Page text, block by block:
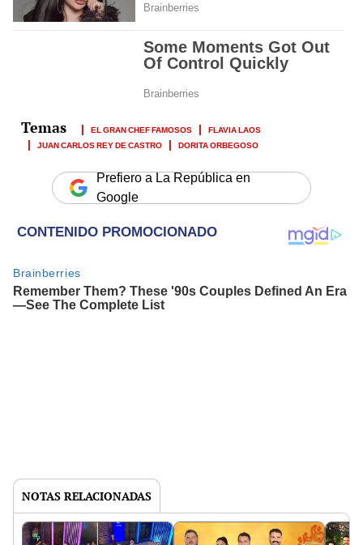
EL GRAN CHEF FAMOSOS
FLAVIA LAOS
JUAN CARLOS REY DE CASTRO
DORITA ORBEGOSO
Prefiero a La República en
Google
NOTAS RELACIONADAS